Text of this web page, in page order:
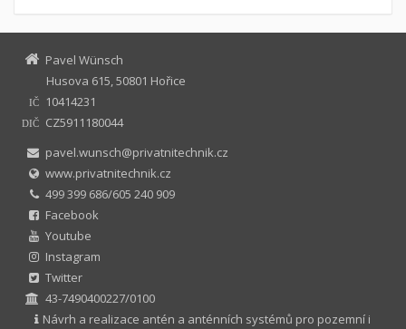
Pavel Wünsch
Husova 615, 50801 Hořice
IČ 10414231
DIČ
CZ5911180044
pavel.wunsch@privatnitechnik.cz
www.privatnitechnik.cz
499 399 686/605 240 909
Facebook
Youtube
Instagram
Twitter
43-7490400227/0100
Návrh a realizace antén a anténních systémů pro pozemní i